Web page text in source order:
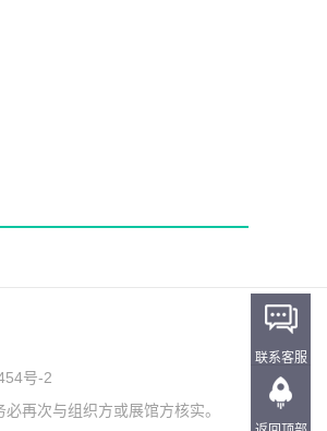
号-2
再次与组织方或展馆方核实。
联系客服